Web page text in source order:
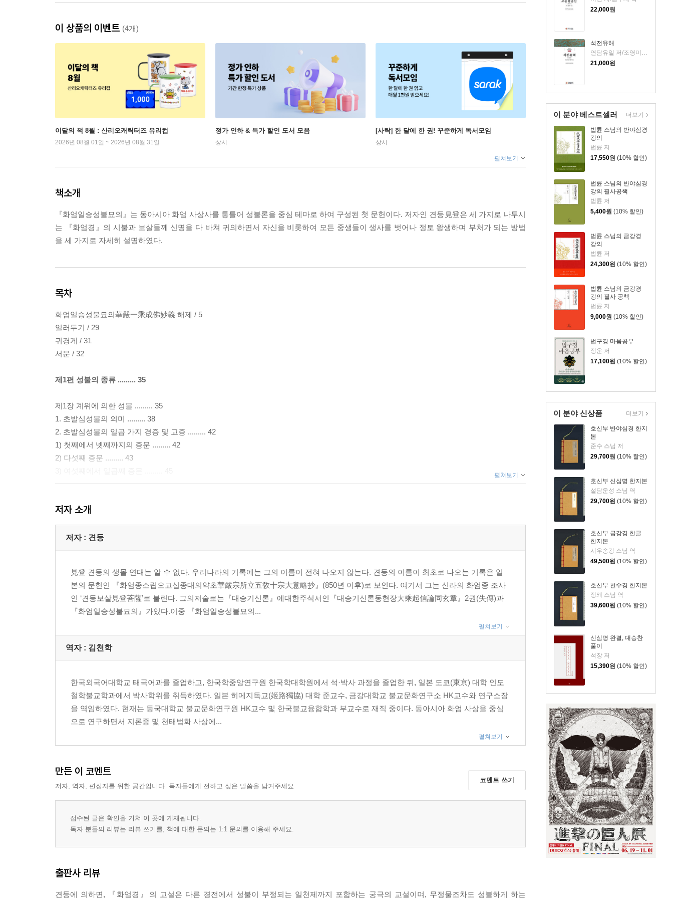
22,000원
석전유해
연담유일 저/조영미 역
21,000원
이 분야 베스트셀러
법륜 스님의 반야심경
강의
법륜 저
17,550원 (10% 할인)
법륜 스님의 반야심경
강의 필사공책
법륜 저
5,400원 (10% 할인)
법륜 스님의 금강경
강의
법륜 저
24,300원 (10% 할인)
법륜 스님의 금강경
강의 필사 공책
법륜 저
9,000원 (10% 할인)
법구경 마음공부
정운 저
17,100원 (10% 할인)
더보기
이 분야 신상품
호신부 반야심경 한지
본
준수 스님 저
29,700원 (10% 할인)
호신부 신심명 한지본
설담운성 스님 역
29,700원 (10% 할인)
호신부 금강경 한글
한지본
시우송강 스님 역
49,500원 (10% 할인)
호신부 천수경 한지본
정왜 스님 역
39,600원 (10% 할인)
신심명 완결, 대승찬
풀이
석장 저
15,390원 (10% 할인)
더보기
이 상품의 이벤트 (4개)
이달의 책 8월 : 산리오캐릭터즈 유리컵
2026년 08월 01일 ~ 2026년 08월 31일
정가 인하 & 특가 할인 도서 모음
상시
[사락] 한 달에 한 권! 꾸준하게 독서모임
상시
펼쳐보기
책소개
『화엄일승성불묘의』는 동아시아 화엄 사상사를 통틀어 성불론을 중심 테마로 하여 구성된 첫 문헌이다. 저자인 견등見登은 세 가지로 나투시
는 『화엄경』의 시불과 보살들께 신명을 다 바쳐 귀의하면서 자신을 비롯하여 모든 중생들이 생사를 벗어나 정토 왕생하며 부처가 되는 방법
을 세 가지로 자세히 설명하였다.
목차
화엄일승성불묘의華嚴一乘成佛妙義 해제 / 5
일러두기 / 29
귀경게 / 31
서문 / 32
제1편 성불의 종류 ......... 35
제1장 계위에 의한 성불 ......... 35
1. 초발심성불의 의미 ......... 38
2. 초발심성불의 일곱 가지 경증 및 교증 ......... 42
1) 첫째에서 넷째까지의 증문 ......... 42
2) 다섯째 증문 ......... 43
1. 실천에 의한 성불의 두 가지 뜻 ......... 48
1) 일승 그대로의 공덕 ......... 48
(1) 보현의 60가지 실천 ......... 49
2. 10신 만심과 초발심주의 차이 ......... 53
3. 종교삼승과 일승성불의 차이 ......... 54
4. 일승문에서 성불의 의미 ......... 55
5. 별교 자체의 성불론 ......... 60
8. 일승성불에 걸리는 시간 ......... 64
제3장 원리적 성불 ......... 65
1. 부처의 정의 ......... 66
2. 원리적 성불의 근거 ......... 67
4. 모든 것에는 본성이 없다 ......... 71
6. 법성융통문 ......... 75
7. 정각의 자재 ......... 76
2) 일승성불과 삼승성불의 차이 ......... 78
펼쳐보기
저자 소개
저자 : 견등
見登 견등의 생몰 연대는 알 수 없다. 우리나라의 기록에는 그의 이름이 전혀 나오지 않는다. 견등의 이름이 최초로 나오는 기록은 일
본의 문헌인 『화엄종소립오교십종대의약초華嚴宗所立五敎十宗大意略抄』(850년 이후)로 보인다. 여기서 그는 신라의 화엄종 조사
인 ‘견등보살見登菩薩’로 불린다. 그의저술로는『대승기신론』에대한주석서인『대승기신론동현장大乘起信論同玄章』2권(失傳)과
『화엄일승성불묘의』가있다.이중 『화엄일승성불묘의...
펼쳐보기
역자 : 김천학
한국외국어대학교 태국어과를 졸업하고, 한국학중앙연구원 한국학대학원에서 석·박사 과정을 졸업한 뒤, 일본 도쿄(東京) 대학 인도
철학불교학과에서 박사학위를 취득하였다. 일본 히메지독교(姬路獨協) 대학 준교수, 금강대학교 불교문화연구소 HK교수와 연구소장
을 역임하였다. 현재는 동국대학교 불교문화연구원 HK교수 및 한국불교융합학과 부교수로 재직 중이다. 동아시아 화엄 사상을 중심
으로 연구하면서 지론종 및 천태법화 사상에...
펼쳐보기
만든 이 코멘트
저자, 역자, 편집자를 위한 공간입니다. 독자들에게 전하고 싶은 말씀을 남겨주세요.
코멘트 쓰기
접수된 글은 확인을 거쳐 이 곳에 게재됩니다.
독자 분들의 리뷰는 리뷰 쓰기를, 책에 대한 문의는 1:1 문의를 이용해 주세요.
출판사 리뷰
견등에 의하면, 『화엄경』의 교설은 다른 경전에서 성불이 부정되는 일천제까지 포함하는 궁극의 교설이며, 무정물조차도 성불하게 하는